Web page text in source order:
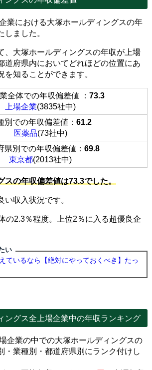
業における大塚ホールディングスの年
しました。
、大塚ホールディングスの年収が上場
道府県内においてどれほどの位置にあ
を知ることができます。
業全体での年収偏差値 ：73.3
上場企業(3835社中)
別での年収偏差値：61.2
医薬品(73社中)
県別での年収偏差値：69.8
東京都(2013社中)
スの年収偏差値は73.3でした。
い収入状況です。
の2.3％程度。上位2％に入る超優良企
い
ているなら【絶対にやっておくべき】たっ
ングス全上場企業中の年収ランキング
企業の中での大塚ホールディングスの
・業種別・都道府県別にランク付けし